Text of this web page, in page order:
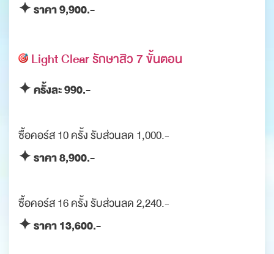
✦ ราคา 9,900.-
Light Clear รักษาสิว 7 ขั้นตอน
✦ ครั้งละ 990.-
ซื้อคอร์ส 10 ครั้ง รับส่วนลด 1,000.-
✦ ราคา 8,900.-
ซื้อคอร์ส 16 ครั้ง รับส่วนลด 2,240.-
✦ ราคา 13,600.-